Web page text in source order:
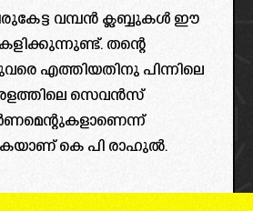
വമ്പൻ ക്ലബ്ബുകൾ ഈ
തന്റെ
എത്തിയതിനു പിന്നിലെ
സെവൻസ്
കെ പി രാഹുൽ.